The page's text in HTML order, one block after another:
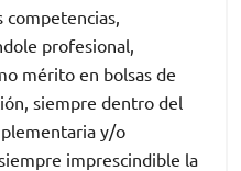
profesional,
mérito en bolsas de
siempre dentro del
y/o
imprescindible la